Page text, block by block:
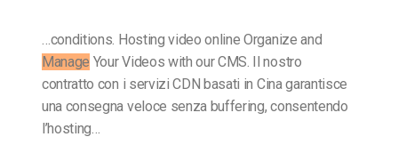
…conditions. Hosting video online Organize and
Manage Your Videos with our CMS. Il nostro
contratto con i servizi CDN basati in Cina garantisce
una consegna veloce senza buffering, consentendo
l’hosting…